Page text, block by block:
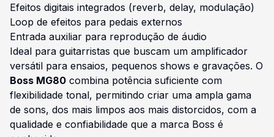
Efeitos digitais integrados (reverb, delay, modulação)
Loop de efeitos para pedais externos
Entrada auxiliar para reprodução de áudio
Ideal para guitarristas que buscam um amplificador
versátil para ensaios, pequenos shows e gravações. O
Boss MG80 combina potência suficiente com
flexibilidade tonal, permitindo criar uma ampla gama
de sons, dos mais limpos aos mais distorcidos, com a
qualidade e confiabilidade que a marca Boss é